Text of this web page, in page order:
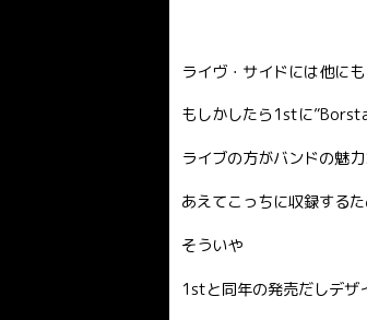
ライヴ・サイドには他に
もしかしたら1stに
ライブの方がバンドの魅
あえてこっちに収録する
そういや
1stと同年の発売だしデザ